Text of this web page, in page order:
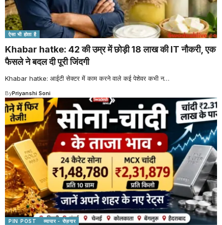
ऐसा भी होता है
Khabar hatke: 42 की उम्र में छोड़ी 18 लाख की IT नौकरी, एक
फैसले ने बदल दी पूरी जिंदगी
Khabar hatke: आईटी सेक्टर में काम करने वाले कई पेशेवर कभी न…
ByPriyanshi Soni
PIN POST व्यापार - रोज़गार